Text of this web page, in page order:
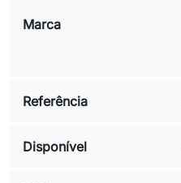
Marca
Referência
Disponível